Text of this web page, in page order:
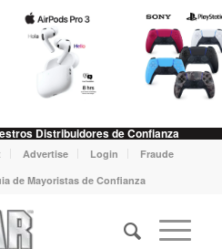
Distribuidores de Confianza
Advertise Login
Fraude
de Mayoristas de Confianza